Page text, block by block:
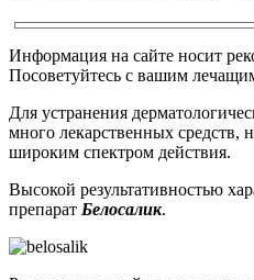
Информация на сайте носит
Посоветуйтесь с вашим
Для устранения
много лекарственных средств,
широким спектром действия.
Высокой результативностью
препарат Белосалик.